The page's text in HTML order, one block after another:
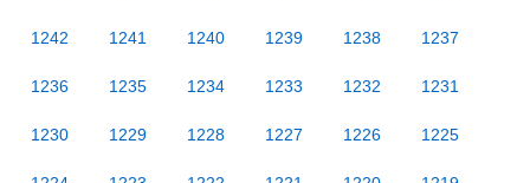
1242 1241 1240 1239 1238 1237
1236 1235 1234 1233 1232 1231
1230 1229 1228 1227 1226 1225